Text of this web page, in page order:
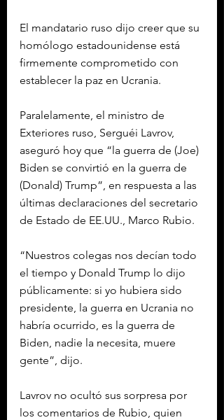
El mandatario ruso dijo creer que su
homólogo estadounidense está
firmemente comprometido con
establecer la paz en Ucrania.
Paralelamente, el ministro de
Exteriores ruso, Serguéi Lavrov,
aseguró hoy que “la guerra de (Joe)
Biden se convirtió en la guerra de
(Donald) Trump”, en respuesta a las
últimas declaraciones del secretario
de Estado de EE.UU., Marco Rubio.
“Nuestros colegas nos decían todo
el tiempo y Donald Trump lo dijo
públicamente: si yo hubiera sido
presidente, la guerra en Ucrania no
habría ocurrido, es la guerra de
Biden, nadie la necesita, muere
gente”, dijo.
Lavrov no ocultó sus sorpresa por
los comentarios de Rubio, quien